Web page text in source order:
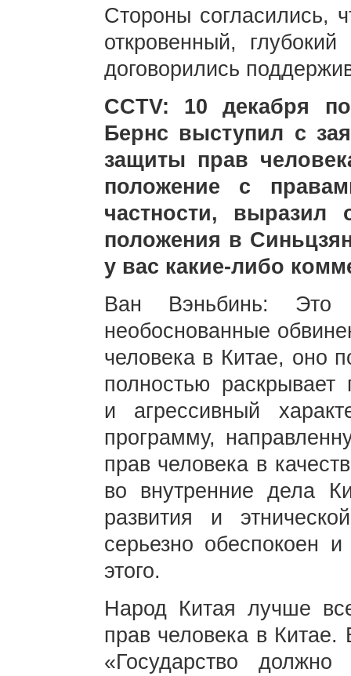
Стороны согласились,
откровенный,
договорились
CCTV: 10 декабря
Бернс выступил с
защиты прав
положение с
частности, выразил
положения в
у вас какие-либо
Ван Вэньбинь: Это
необоснованные
человека в Китае, оно
полностью раскрывает
и агрессивный
программу,
прав человека в
во внутренние дела
развития и
серьезно обеспокоен
этого.
Народ Китая лучше
прав человека в Китае.
«Государство